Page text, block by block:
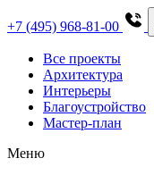
+7 (495) 968-81-00
Все проекты
Архитектура
Интерьеры
Благоустройство
Мастер-план
Меню